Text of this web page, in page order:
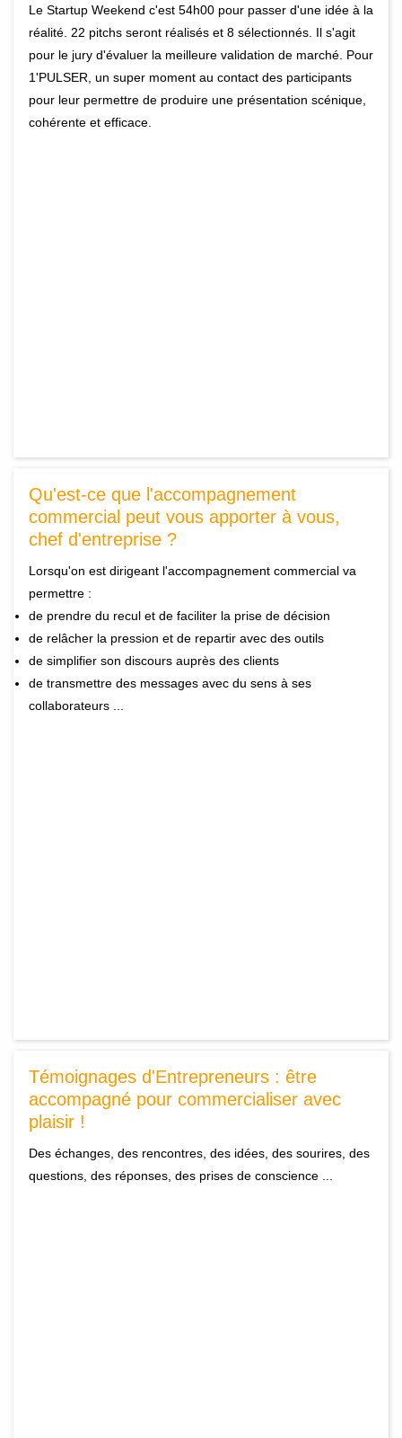
Le Startup Weekend c'est 54h00 pour passer d'une idée à la
réalité. 22 pitchs seront réalisés et 8 sélectionnés. Il s'agit
pour le jury d'évaluer la meilleure validation de marché. Pour
1'PULSER, un super moment au contact des participants
pour leur permettre de produire une présentation scénique,
cohérente et efficace.
Qu'est-ce que l'accompagnement
commercial peut vous apporter à vous,
chef d'entreprise ?
Lorsqu'on est dirigeant l'accompagnement commercial va
permettre :
de prendre du recul et de faciliter la prise de décision
de relâcher la pression et de repartir avec des outils
de simplifier son discours auprès des clients
de transmettre des messages avec du sens à ses
collaborateurs ...
Témoignages d'Entrepreneurs : être
accompagné pour commercialiser avec
plaisir !
Des échanges, des rencontres, des idées, des sourires, des
questions, des réponses, des prises de conscience ...